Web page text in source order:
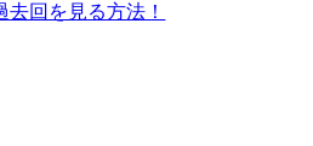
回を見る方法！